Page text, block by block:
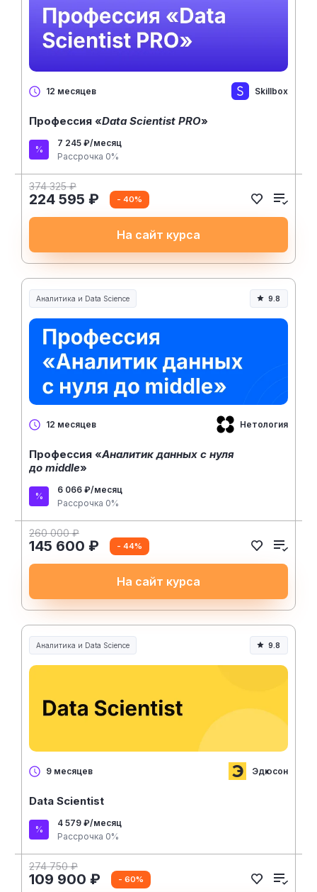
12 месяцев Skillbox
Профессия «Data Scientist PRO»
7 245 ₽/месяц
Рассрочка 0%
374 325 ₽
224 595 ₽ - 40%
На сайт курса
Аналитика и Data Science 9.8
12 месяцев Нетология
Профессия «Аналитик данных с нуля
до middle»
6 066 ₽/месяц
Рассрочка 0%
260 000 ₽
145 600 ₽ - 44%
На сайт курса
Аналитика и Data Science 9.8
9 месяцев Эдюсон
Data Scientist
4 579 ₽/месяц
Рассрочка 0%
274 750 ₽
109 900 ₽ - 60%